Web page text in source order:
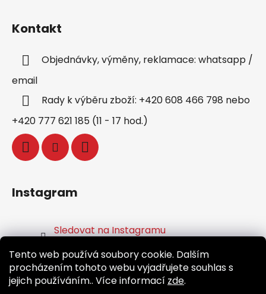
Tento web používá soubory cookie. Dalším
procházením tohoto webu vyjadřujete souhlas s
jejich používáním.. Více informací zde.
Kontakt
Objednávky, výměny, reklamace: whatsapp /
email
Rady k výběru zboží: +420 608 466 798 nebo
+420 777 621 185 (11 - 17 hod.)
Instagram
Sledovat na Instagramu
Facebook